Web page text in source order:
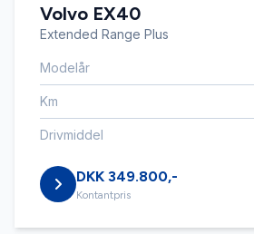
automatisk nødassistent
automatisk nødbremse
Automatisk start/stop
bagagerumsdækken
Volvo EX40
Extended Range Plus
Modelår
Km
Drivmiddel
DKK 349.800,-
Kontantpris